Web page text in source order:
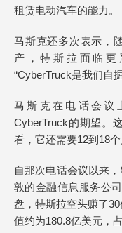
租赁电动汽车的能力。
马斯克还多次表示，
产，特斯拉面临更
“CyberTruck是我们自
马斯克在电话会议
CyberTruck的期望。
看，它还需要12到18
自那次电话会议以来
敦的金融信息服务公
盘，特斯拉空头赚了
值约为180.8亿美元，